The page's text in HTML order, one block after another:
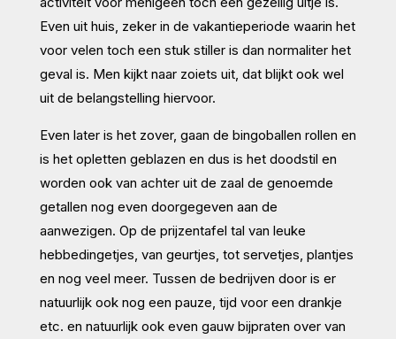
Even uit huis, zeker in de vakantieperiode waarin het
voor velen toch een stuk stiller is dan normaliter het
geval is. Men kijkt naar zoiets uit, dat blijkt ook wel
uit de belangstelling hiervoor.
Even later is het zover, gaan de bingoballen rollen en
is het opletten geblazen en dus is het doodstil en
worden ook van achter uit de zaal de genoemde
getallen nog even doorgegeven aan de
aanwezigen. Op de prijzentafel tal van leuke
hebbedingetjes, van geurtjes, tot servetjes, plantjes
en nog veel meer. Tussen de bedrijven door is er
natuurlijk ook nog een pauze, tijd voor een drankje
etc. en natuurlijk ook even gauw bijpraten over van